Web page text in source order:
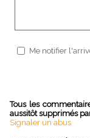
Me notifier
Tous les
aussitôt supprimés
Signaler un abus